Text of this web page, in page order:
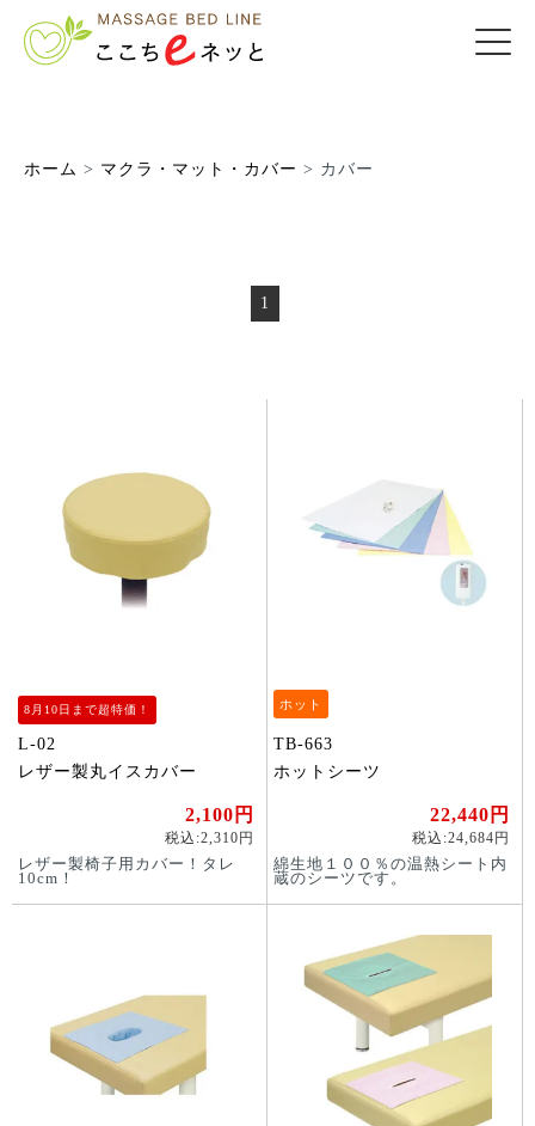
ホーム > マクラ・マット・カバー > カバー
1
8月10日まで超特価！
L-02
レザー製丸イスカバー
2,100円
税込:2,310円
レザー製椅子用カバー！タレ
10cm！
ホット
TB-663
ホットシーツ
22,440円
税込:24,684円
綿生地１００％の温熱シート内
蔵のシーツです。